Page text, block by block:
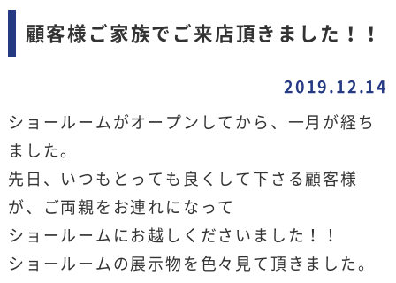
顧客様ご家族でご来店頂きました！！
2019.12.14
ショールームがオープンしてから、一月が経ち
ました。
先日、いつもとっても良くして下さる顧客様
が、ご両親をお連れになって
ショールームにお越しくださいました！！
ショールームの展示物を色々見て頂きました。